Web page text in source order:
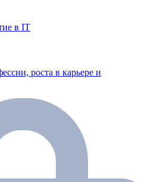
в IT
роста в карьере и